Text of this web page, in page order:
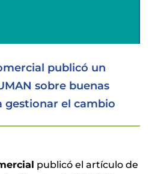
publicó un
sobre buenas
gestionar el cambio
publicó el artículo de